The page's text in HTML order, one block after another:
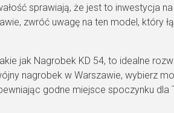
sprawiają, że jest to inwestycja
zwróć uwagę na ten model, który
jak Nagrobek KD 54, to idealne
nagrobek w Warszawie, wybierz
godne miejsce spoczynku dla